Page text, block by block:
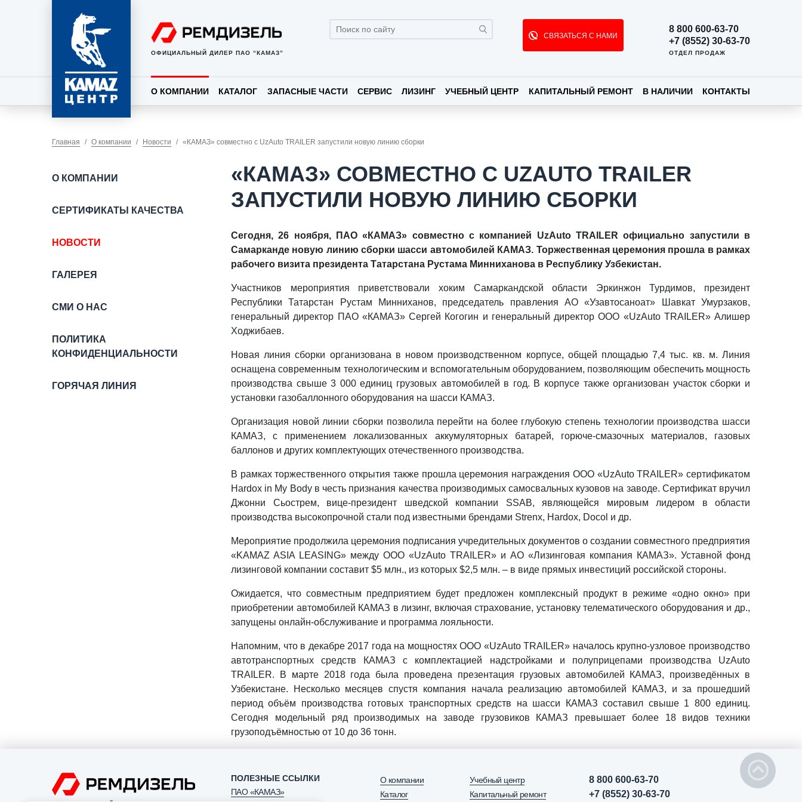
ОФИЦИАЛЬНЫЙ ДИЛЕР ПАО “КАМАЗ”
СВЯЗАТЬСЯ С НАМИ
8 800 600-63-70
+7 (8552) 30-63-70
ОТДЕЛ ПРОДАЖ
О КОМПАНИИ КАТАЛОГ ЗАПАСНЫЕ ЧАСТИ СЕРВИС ЛИЗИНГ УЧЕБНЫЙ ЦЕНТР КАПИТАЛЬНЫЙ РЕМОНТ В НАЛИЧИИ КОНТАКТЫ
Главная О компании Новости «КАМАЗ» совместно с UzAuto TRAILER запустили новую линию сборки
О КОМПАНИИ
СЕРТИФИКАТЫ КАЧЕСТВА
НОВОСТИ
ГАЛЕРЕЯ
СМИ О НАС
ПОЛИТИКА
КОНФИДЕНЦИАЛЬНОСТИ
ГОРЯЧАЯ ЛИНИЯ
«КАМАЗ» СОВМЕСТНО С UZAUTO TRAILER
ЗАПУСТИЛИ НОВУЮ ЛИНИЮ СБОРКИ
Сегодня, 26 ноября, ПАО «КАМАЗ» совместно с компанией UzAuto TRAILER официально запустили в
Самарканде новую линию сборки шасси автомобилей КАМАЗ. Торжественная церемония прошла в рамках
рабочего визита президента Татарстана Рустама Минниханова в Республику Узбекистан.
Участников мероприятия приветствовали хоким Самаркандской области Эркинжон Турдимов, президент
Республики Татарстан Рустам Минниханов, председатель правления АО «Узавтосаноат» Шавкат Умурзаков,
генеральный директор ПАО «КАМАЗ» Сергей Когогин и генеральный директор ООО «UzAuto TRAILER» Алишер
Ходжибаев.
Новая линия сборки организована в новом производственном корпусе, общей площадью 7,4 тыс. кв. м. Линия
оснащена современным технологическим и вспомогательным оборудованием, позволяющим обеспечить мощность
производства свыше 3 000 единиц грузовых автомобилей в год. В корпусе также организован участок сборки и
установки газобаллонного оборудования на шасси КАМАЗ.
Организация новой линии сборки позволила перейти на более глубокую степень технологии производства шасси
КАМАЗ, с применением локализованных аккумуляторных батарей, горюче-смазочных материалов, газовых
баллонов и других комплектующих отечественного производства.
В рамках торжественного открытия также прошла церемония награждения ООО «UzAuto TRAILER» сертификатом
Hardoх in My Body в честь признания качества производимых самосвальных кузовов на заводе. Сертификат вручил
Джонни Сьострем, вице-президент шведской компании SSAB, являющейся мировым лидером в области
производства высокопрочной стали под известными брендами Strenx, Hardox, Docol и др.
Мероприятие продолжила церемония подписания учредительных документов о создании совместного предприятия
«KAMAZ ASIA LEASING» между ООО «UzAuto TRAILER» и АО «Лизинговая компания КАМАЗ». Уставной фонд
лизинговой компании составит $5 млн., из которых $2,5 млн. – в виде прямых инвестиций российской стороны.
Ожидается, что совместным предприятием будет предложен комплексный продукт в режиме «одно окно» при
приобретении автомобилей КАМАЗ в лизинг, включая страхование, установку телематического оборудования и др.,
запущены онлайн-обслуживание и программа лояльности.
Напомним, что в декабре 2017 года на мощностях ООО «UzAuto TRAILER» началось крупно-узловое производство
автотранспортных средств КАМАЗ с комплектацией надстройками и полуприцепами производства UzAuto
TRAILER. В марте 2018 года была проведена презентация грузовых автомобилей КАМАЗ, произведённых в
Узбекистане. Несколько месяцев спустя компания начала реализацию автомобилей КАМАЗ, и за прошедший
период объём производства готовых транспортных средств на шасси КАМАЗ составил свыше 1 800 единиц.
Сегодня модельный ряд производимых на заводе грузовиков КАМАЗ превышает более 18 видов техники
грузоподъёмностью от 10 до 36 тонн.
ПОЛЕЗНЫЕ ССЫЛКИ
ПАО «КАМАЗ»
О компании
Каталог
Учебный центр
Капитальный ремонт
8 800 600-63-70
+7 (8552) 30-63-70